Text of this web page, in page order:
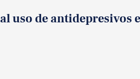
uso de antidepresivos